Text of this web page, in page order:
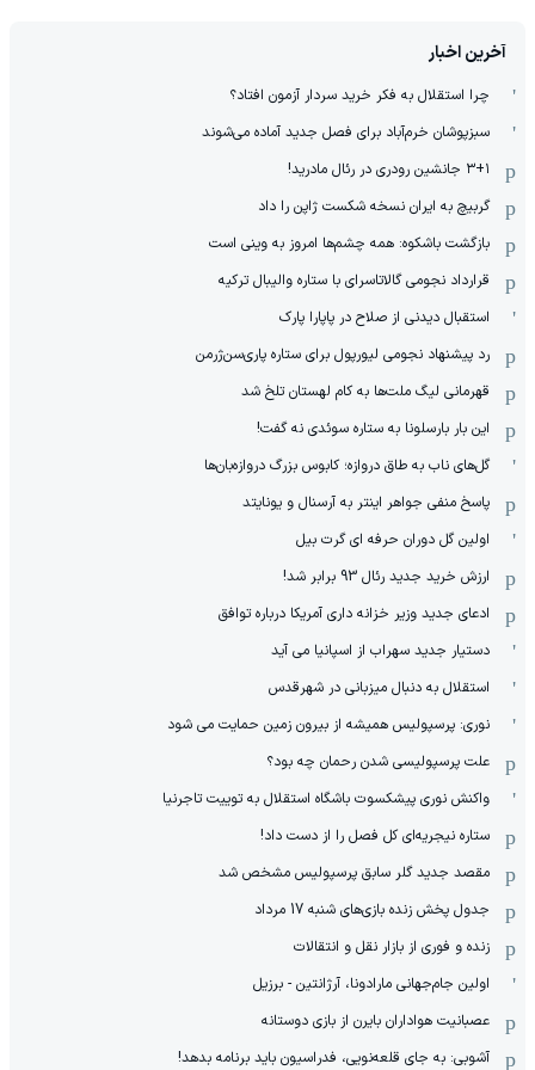
آخرین اخبار
چرا استقلال به فکر خرید سردار آزمون افتاد؟
سبزپوشان خرم‌آباد برای فصل جدید آماده می‌شوند
۳+۱ جانشین رودری در رئال مادرید!
گربیچ به ایران نسخه شکست ژاپن را داد
بازگشت باشکوه: همه چشم‌ها امروز به وینی است
قرارداد نجومی گالاتاسرای با ستاره والیبال ترکیه
استقبال دیدنی از صلاح در پاپارا پارک
رد پیشنهاد نجومی لیورپول برای ستاره پاری‌سن‌ژرمن
قهرمانی لیگ ملت‌ها به کام لهستان تلخ شد
این بار بارسلونا به ستاره سوئدی نه گفت!
گل‌های ناب به طاق دروازه؛ کابوس بزرگ دروازه‌بان‌ها
پاسخ منفی جواهر اینتر به آرسنال و یونایتد
اولین گل دوران حرفه ای گرت بیل
ارزش خرید جدید رئال 93 برابر شد!
ادعای جدید وزیر خزانه داری آمریکا درباره توافق
دستیار جدید سهراب از اسپانیا می آید
استقلال به دنبال میزبانی در شهرقدس
نوری: پرسپولیس همیشه از بیرون زمین حمایت می شود
علت پرسپولیسی شدن رحمان چه بود؟
واکنش نوری پیشکسوت باشگاه استقلال به توییت تاجرنیا
ستاره نیجریه‌ای کل فصل را از دست داد!
مقصد جدید گلر سابق پرسپولیس مشخص شد
جدول پخش زنده بازی‌های شنبه 17 مرداد
زنده و فوری از بازار نقل و انتقالات
اولین جام‌جهانی مارادونا، آرژانتین - برزیل
عصبانیت هواداران بایرن از بازی دوستانه
آشوبی: به جای قلعه‌نویی، فدراسیون باید برنامه بدهد!